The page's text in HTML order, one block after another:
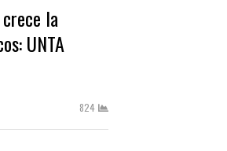
la
UNTA
824